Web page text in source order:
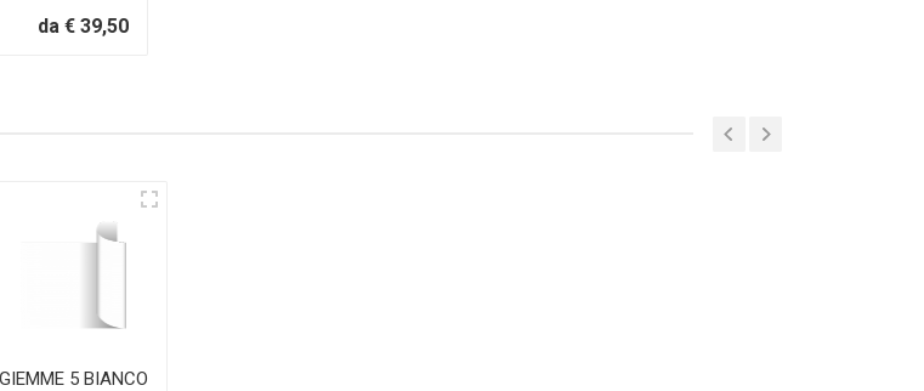
da € 39,50
GIEMME 5 BIANCO